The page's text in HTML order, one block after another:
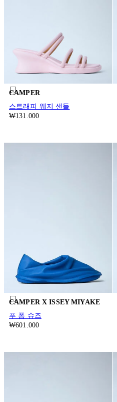
CAMPER
스트래피 웨지 샌들
₩131.000
CAMPER X ISSEY MIYAKE
푸 폼 슈즈
₩601.000